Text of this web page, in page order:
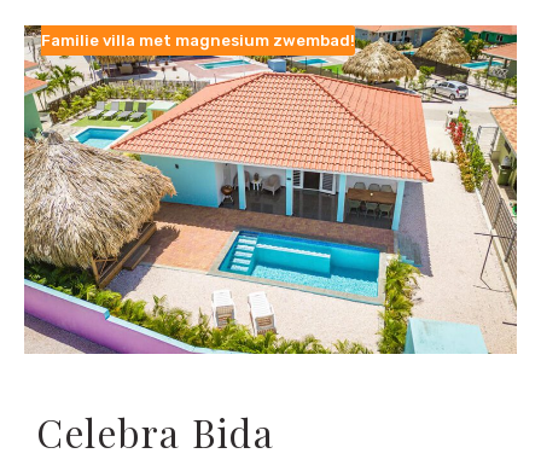
Familie villa met magnesium zwembad!
Celebra Bida